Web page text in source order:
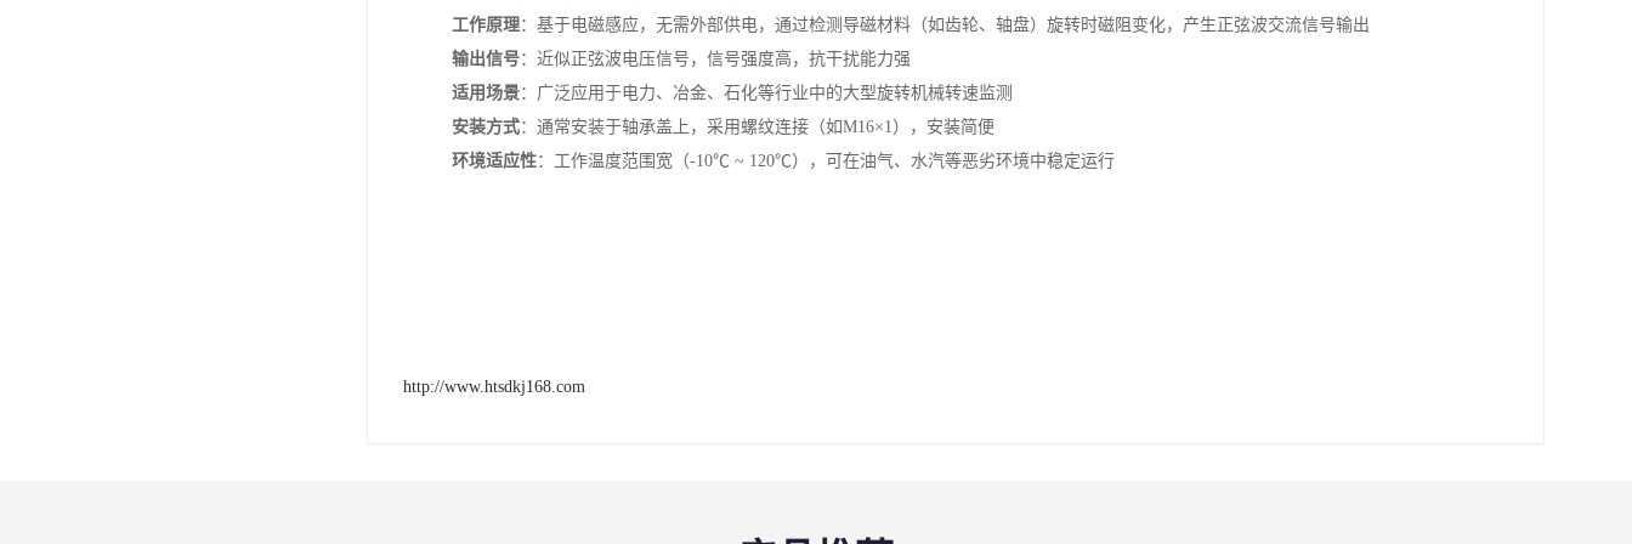
工作原理‌：基于电磁感应，无需外部供电，通过检测导磁材料（如齿轮、轴盘）旋转时磁阻变化，产生正弦波交流信号输出
输出信号‌：近似正弦波电压信号，信号强度高，抗干扰能力强
适用场景‌：广泛应用于电力、冶金、石化等行业中的大型旋转机械转速监测
安装方式‌：通常安装于轴承盖上，采用螺纹连接（如M16×1），安装简便
环境适应性‌：工作温度范围宽（-10℃ ~ 120℃），可在油气、水汽等恶劣环境中稳定运行
http://www.htsdkj168.com